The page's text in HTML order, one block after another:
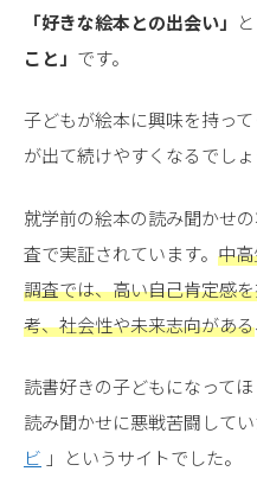
「好きな絵本との出会い」 と
こと」 です。
子どもが絵本に興味を持っ
が出て続けやすくなるでしょ
就学前の絵本の読み聞かせ
査で実証されています。 中
調査では、高い自己肯定感
考、社会性や未来志向がある
読書好きの子どもになって
読み聞かせに悪戦苦闘して
ビ 」というサイトでした。